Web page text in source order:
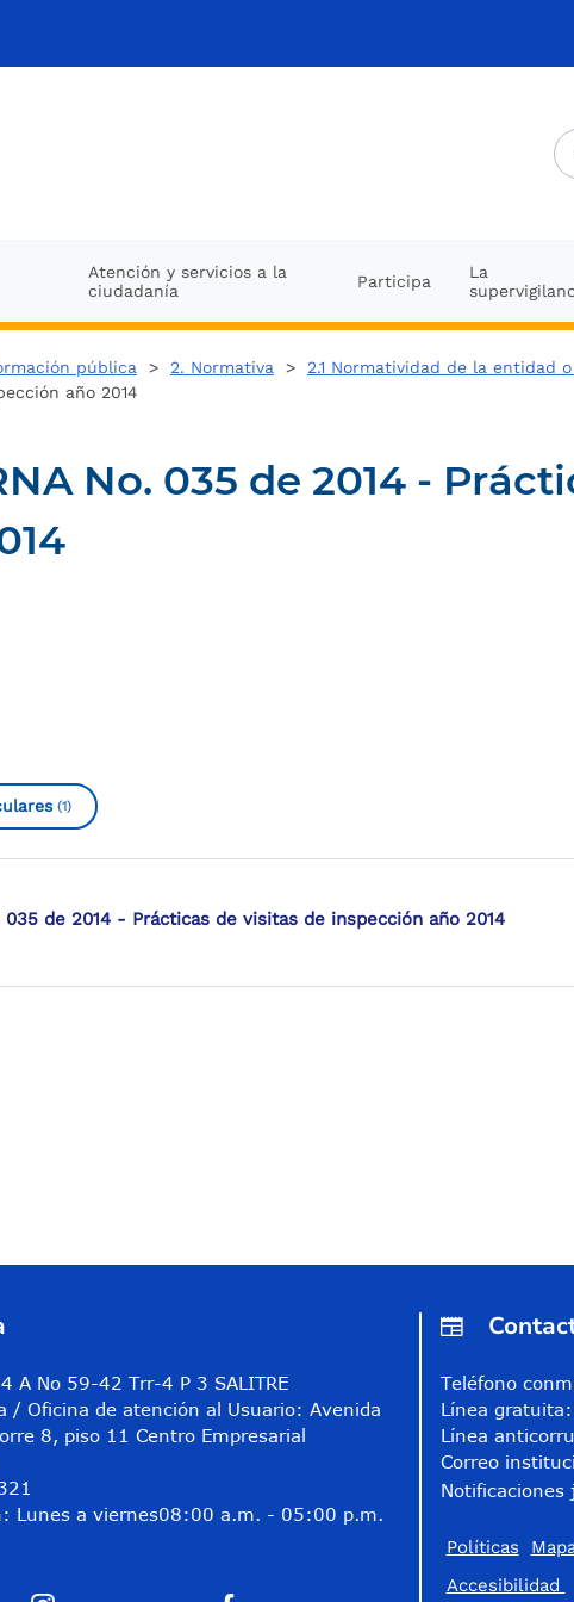
Atención y servicios a la
ciudadanía
Participa
La
pública > 2. Normativa > 2.1 Normatividad de la entidad
año 2014
No. 035 de 2014 -
(1)
035 de 2014 - Prácticas de visitas de inspección año 2014
A No 59-42 Trr-4 P 3 SALITRE
/ Oficina de atención al Usuario: Avenida
8, piso 11 Centro Empresarial
Lunes a viernes08:00 a.m. - 05:00 p.m.
Teléfono
Línea
Línea
Correo
Notificaciones
Políticas
Accesibilidad